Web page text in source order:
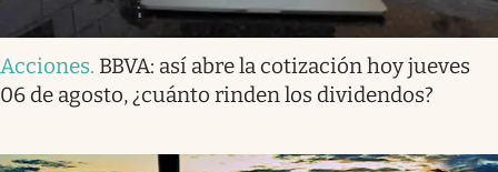
Acciones. BBVA: así abre la cotización hoy jueves
06 de agosto, ¿cuánto rinden los dividendos?